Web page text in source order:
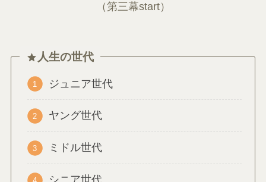
（第三幕start）
人生の世代
ジュニア世代
ヤング世代
ミドル世代